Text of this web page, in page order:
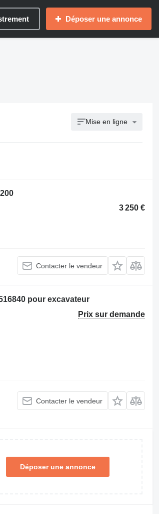
Déposer une annonce
Mise en ligne
3 250 €
Contacter le vendeur
pour excavateur
Prix sur demande
Contacter le vendeur
Déposer une annonce